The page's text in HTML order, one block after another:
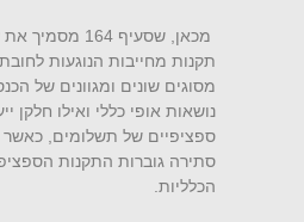
מכאן, שסעיף
תקנות מחייבות הנוגעות
מסוגים שונים ומגוונים של
נושאות אופי כללי ואילו חלקן
ספציפיים של תשלומים,
סתירה גוברות התקנות
הכלליות.